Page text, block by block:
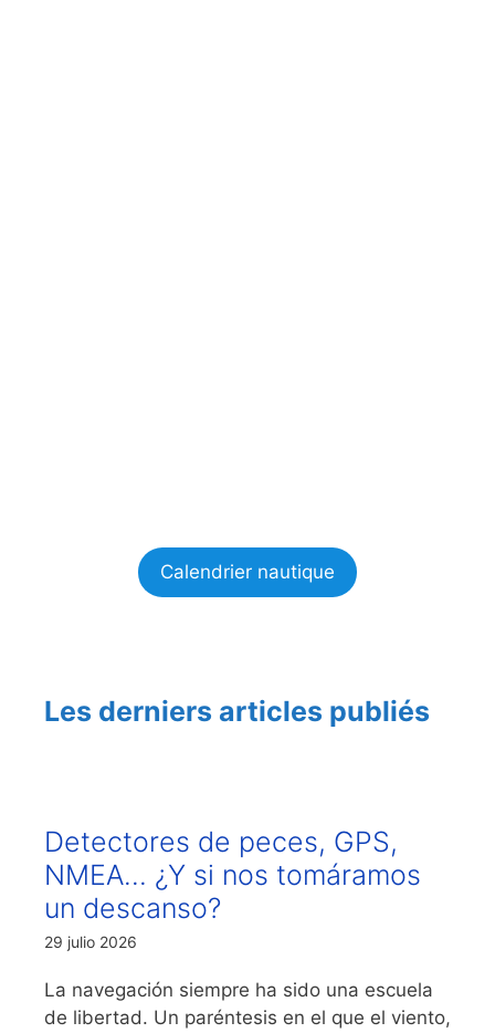
Calendrier nautique
Les derniers articles publiés
Detectores de peces, GPS,
NMEA… ¿Y si nos tomáramos
un descanso?
29 julio 2026
La navegación siempre ha sido una escuela
de libertad. Un paréntesis en el que el viento,